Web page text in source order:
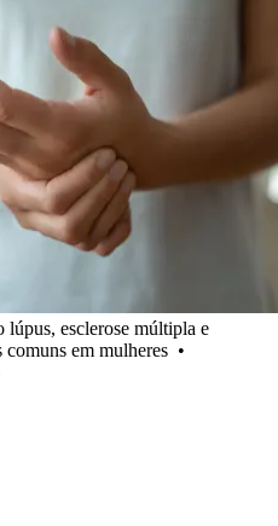
lúpus, esclerose múltipla e
comuns em mulheres •